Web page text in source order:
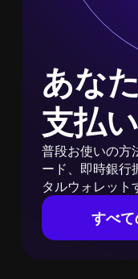
あな
支払い
普段お使いの方
ード、即時銀行
タルウォレット
すべ